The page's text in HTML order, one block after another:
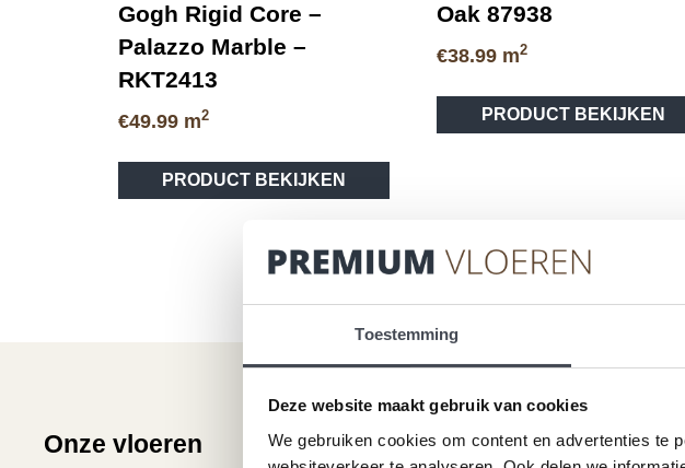
Toestemming
Deze website maakt gebruik van cookies
We gebruiken cookies om content en advertenties te
Gogh Rigid Core –
Palazzo Marble –
RKT2413
€49.99m2
PRODUCT BEKIJKEN
Oak 87938
€38.99 m2
PRODUCT BEKIJKEN
Onze vloeren Klantenservice